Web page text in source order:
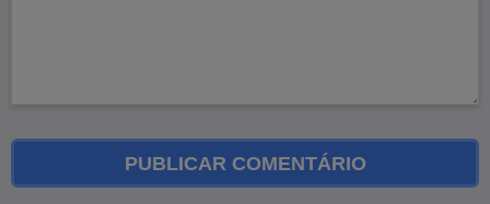
PUBLICAR COMENTÁRIO